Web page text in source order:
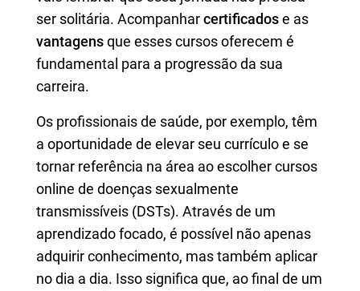
ser solitária. Acompanharcertificadose as
vantagensque esses cursos oferecem é
fundamental para a progressão da sua
carreira.
Os profissionais de saúde, por exemplo, têm
a oportunidade de elevar seu currículo e se
tornar referência na área ao escolher cursos
online de doenças sexualmente
transmissíveis (DSTs). Através de um
aprendizado focado, é possível não apenas
adquirir conhecimento, mas também aplicar
no dia a dia. Isso significa que, ao final de um